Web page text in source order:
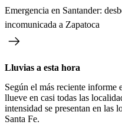
Emergencia en Santander:
incomunicada a Zapatoca
Lluvias a esta hora
Según el más reciente informe
llueve en casi todas las
intensidad se presentan en las
Santa Fe.